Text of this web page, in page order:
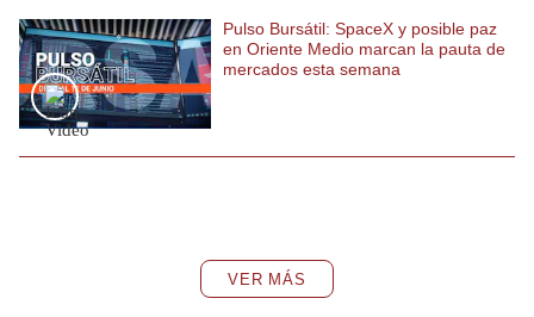
Pulso Bursátil: SpaceX y posible paz
en Oriente Medio marcan la pauta de
mercados esta semana
VER MÁS